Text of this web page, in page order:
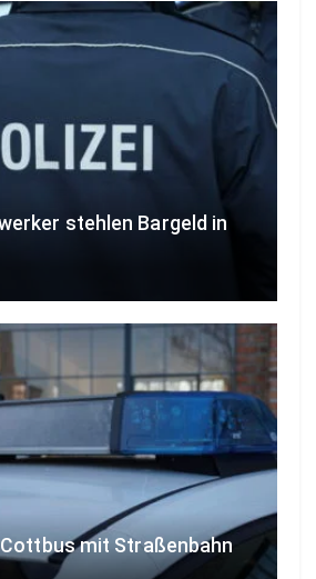
stehlen Bargeld in
mit Straßenbahn